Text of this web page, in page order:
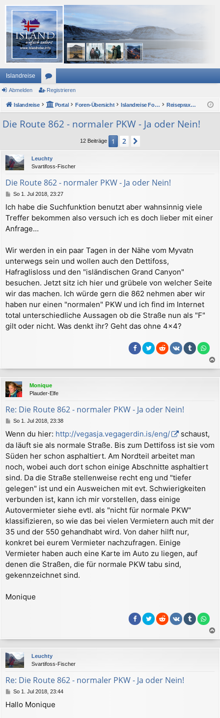
Islandreise
or
en
Abmelden Registrieren
Islandreise Portal Foren-Übersicht Islandreise Forum Reisepraxis - Urlaub in Island
Die Route 862 - normaler PKW - Ja oder Nein!
12 Beiträge 1 2
Leuchty
Svartifoss-Fischer
Die Route 862 - normaler PKW - Ja oder Nein!
B
i
t
a
So 1. Jul 2018, 23:27
Ich habe die Suchfunktion benutzt aber wahnsinnig viele
Treffer bekommen also versuch ich es doch lieber mit einer
Anfrage...
Wir werden in ein paar Tagen in der Nähe vom Myvatn
unterwegs sein und wollen auch den Dettifoss,
Hafraglisloss und den "isländischen Grand Canyon"
besuchen. Jetzt sitz ich hier und grübele von welcher Seite
wir das machen. Ich würde gern die 862 nehmen aber wir
haben nur einen "normalen" PKW und ich find im Internet
total unterschiedliche Aussagen ob die Straße nun als "F"
gilt oder nicht. Was denkt ihr? Geht das ohne 4x4?
a
c
Monique
Plauder-Elfe
Re: Die Route 862 - normaler PKW - Ja oder Nein!
B
i
t
a
g
So 1. Jul 2018, 23:38
Wenn du hier: http://vegasja.vegagerdin.is/eng/
schaust,
da läuft sie als normale Straße. Bis zum Dettifoss ist sie vom
Süden her schon asphaltiert. Am Nordteil arbeitet man
noch, wobei auch dort schon einige Abschnitte asphaltiert
sind. Da die Straße stellenweise recht eng und "tiefer
gelegen" ist und ein Ausweichen mit evt. Schwierigkeiten
verbunden ist, kann ich mir vorstellen, dass einige
Autovermieter siehe evtl. als "nicht für normale PKW"
klassifizieren, so wie das bei vielen Vermietern auch mit der
35 und der 550 gehandhabt wird. Von daher hilft nur,
konkret bei eurem Vermieter nachzufragen. Einige
Vermieter haben auch eine Karte im Auto zu liegen, auf
denen die Straßen, die für normale PKW tabu sind,
gekennzeichnet sind.
Monique
a
c
Leuchty
Svartifoss-Fischer
Re: Die Route 862 - normaler PKW - Ja oder Nein!
B
i
So 1. Jul 2018, 23:44
Hallo Monique